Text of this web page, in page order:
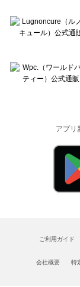
アプリ
ご利用ガイド
会社概要 特